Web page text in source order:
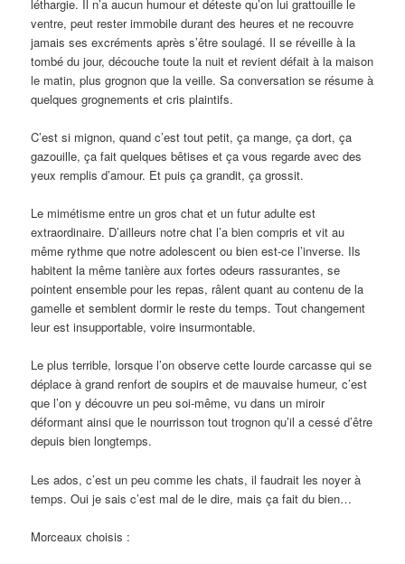
léthargie. Il n’a aucun humour et déteste qu’on lui grattouille le
ventre, peut rester immobile durant des heures et ne recouvre
jamais ses excréments après s’être soulagé. Il se réveille à la
tombé du jour, découche toute la nuit et revient défait à la maison
le matin, plus grognon que la veille. Sa conversation se résume à
quelques grognements et cris plaintifs.
C’est si mignon, quand c’est tout petit, ça mange, ça dort, ça
gazouille, ça fait quelques bêtises et ça vous regarde avec des
yeux remplis d’amour. Et puis ça grandit, ça grossit.
Le mimétisme entre un gros chat et un futur adulte est
extraordinaire. D’ailleurs notre chat l’a bien compris et vit au
même rythme que notre adolescent ou bien est-ce l’inverse. Ils
habitent la même tanière aux fortes odeurs rassurantes, se
pointent ensemble pour les repas, râlent quant au contenu de la
gamelle et semblent dormir le reste du temps. Tout changement
leur est insupportable, voire insurmontable.
Le plus terrible, lorsque l’on observe cette lourde carcasse qui se
déplace à grand renfort de soupirs et de mauvaise humeur, c’est
que l’on y découvre un peu soi-même, vu dans un miroir
déformant ainsi que le nourrisson tout trognon qu’il a cessé d’être
depuis bien longtemps.
Les ados, c’est un peu comme les chats, il faudrait les noyer à
temps. Oui je sais c’est mal de le dire, mais ça fait du bien…
Morceaux choisis :